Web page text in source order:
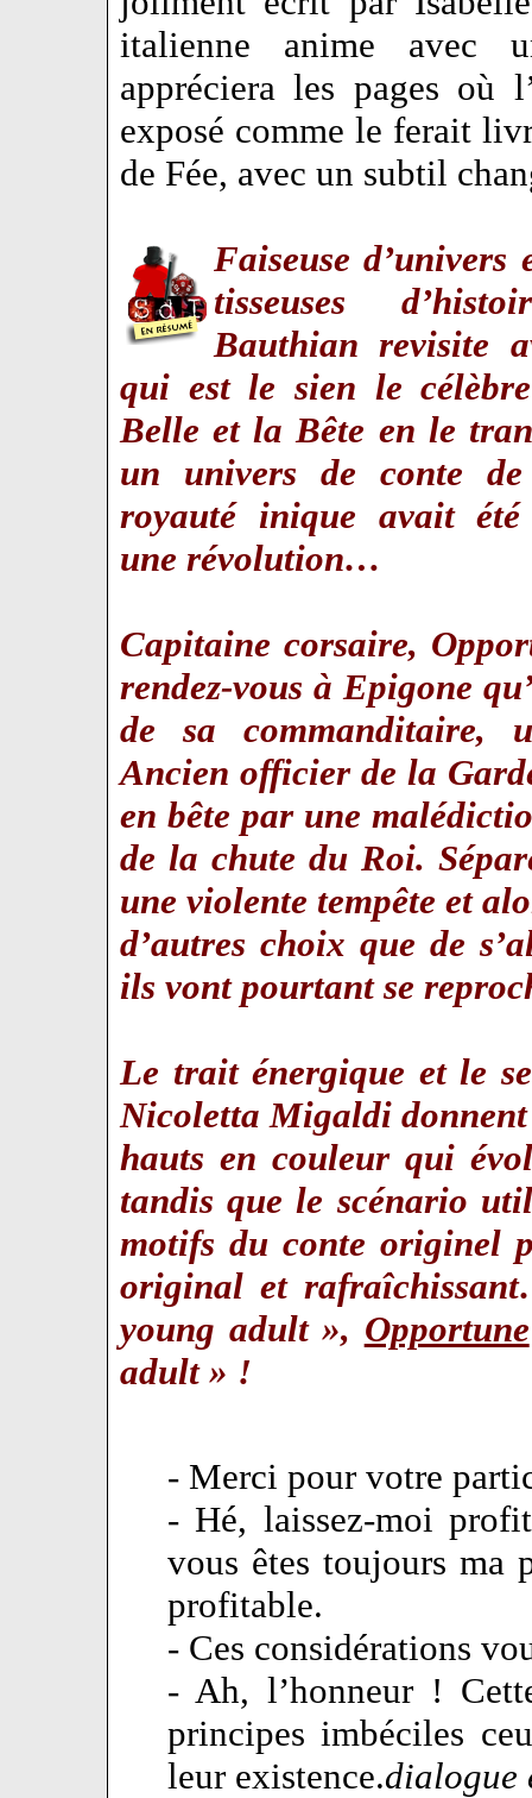
italienne anime avec
appréciera les pages où
exposé comme le ferait
de Fée, avec un subtil
Faiseuse d’univers
tisseuses
Bauthian revisite
qui est le sien le
Belle et la Bête en le
un univers de conte
royauté inique avait
une révolution…
Capitaine corsaire,
rendez-vous à Epigone
de sa commanditaire,
Ancien officier de la
en bête par une
de la chute du Roi.
une violente tempête et
d’autres choix que de
ils vont pourtant se
Le trait énergique et le
Nicoletta Migaldi donnent
hauts en couleur qui
tandis que le scénario
motifs du conte originel
original et
young adult », Opportune
adult » !
- Merci pour votre
- Hé, laissez-moi
vous êtes toujours ma
profitable.
- Ces considérations
- Ah, l’honneur !
principes imbéciles
leur existence.dialogue